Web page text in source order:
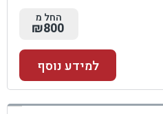
החל מ
₪800
למידע נוסף